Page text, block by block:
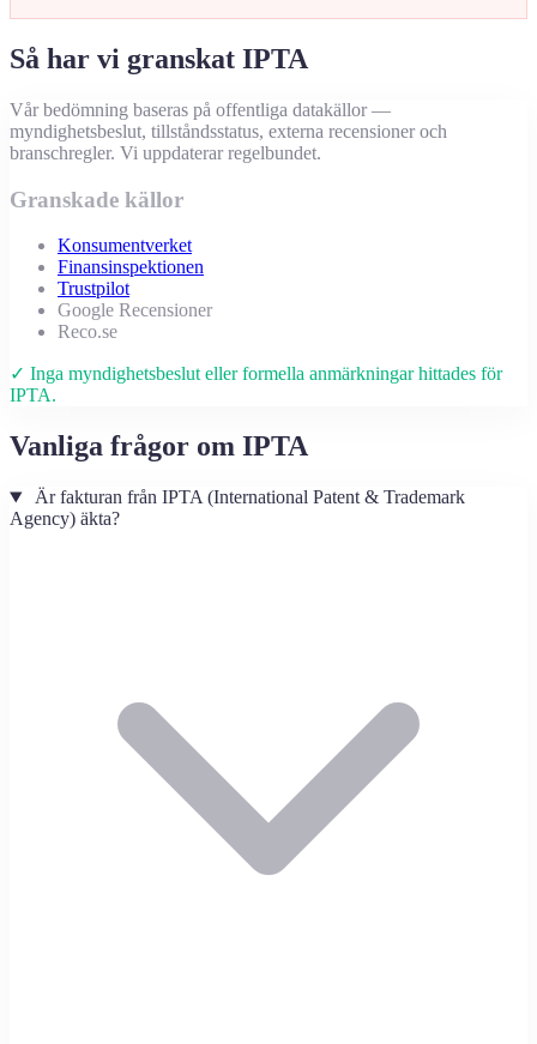
Så har vi granskat IPTA
Vår bedömning baseras på offentliga datakällor —
myndighetsbeslut, tillståndsstatus, externa recensioner och
branschregler. Vi uppdaterar regelbundet.
Granskade källor
Konsumentverket
Finansinspektionen
Trustpilot
Google Recensioner
Reco.se
✓ Inga myndighetsbeslut eller formella anmärkningar hittades för
IPTA.
Vanliga frågor om IPTA
Är fakturan från IPTA (International Patent & Trademark
Agency) äkta?